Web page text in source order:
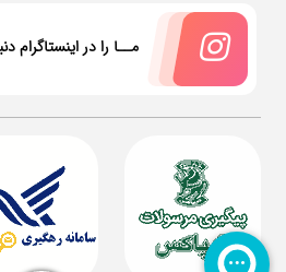
مــا را در اینستاگرام